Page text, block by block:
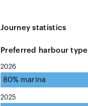
Journey statistics
Preferred harbour type
2026
80% marina
2025